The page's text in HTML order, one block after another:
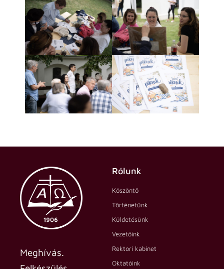
Meghívás.
Rólunk
Köszöntő
Történetünk
Küldetésünk
Vezetőink
Rektori kabinet
Oktatóink